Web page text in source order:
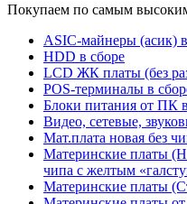
Покупаем по самым
ASIC-майнеры (асик)
HDD в сборе
LCD ЖК платы (без
POS-терминалы в
Блоки питания от ПК
Видео, сетевые,
Мат.плата новая без
Материнские платы
чипа с желтым
Материнские платы